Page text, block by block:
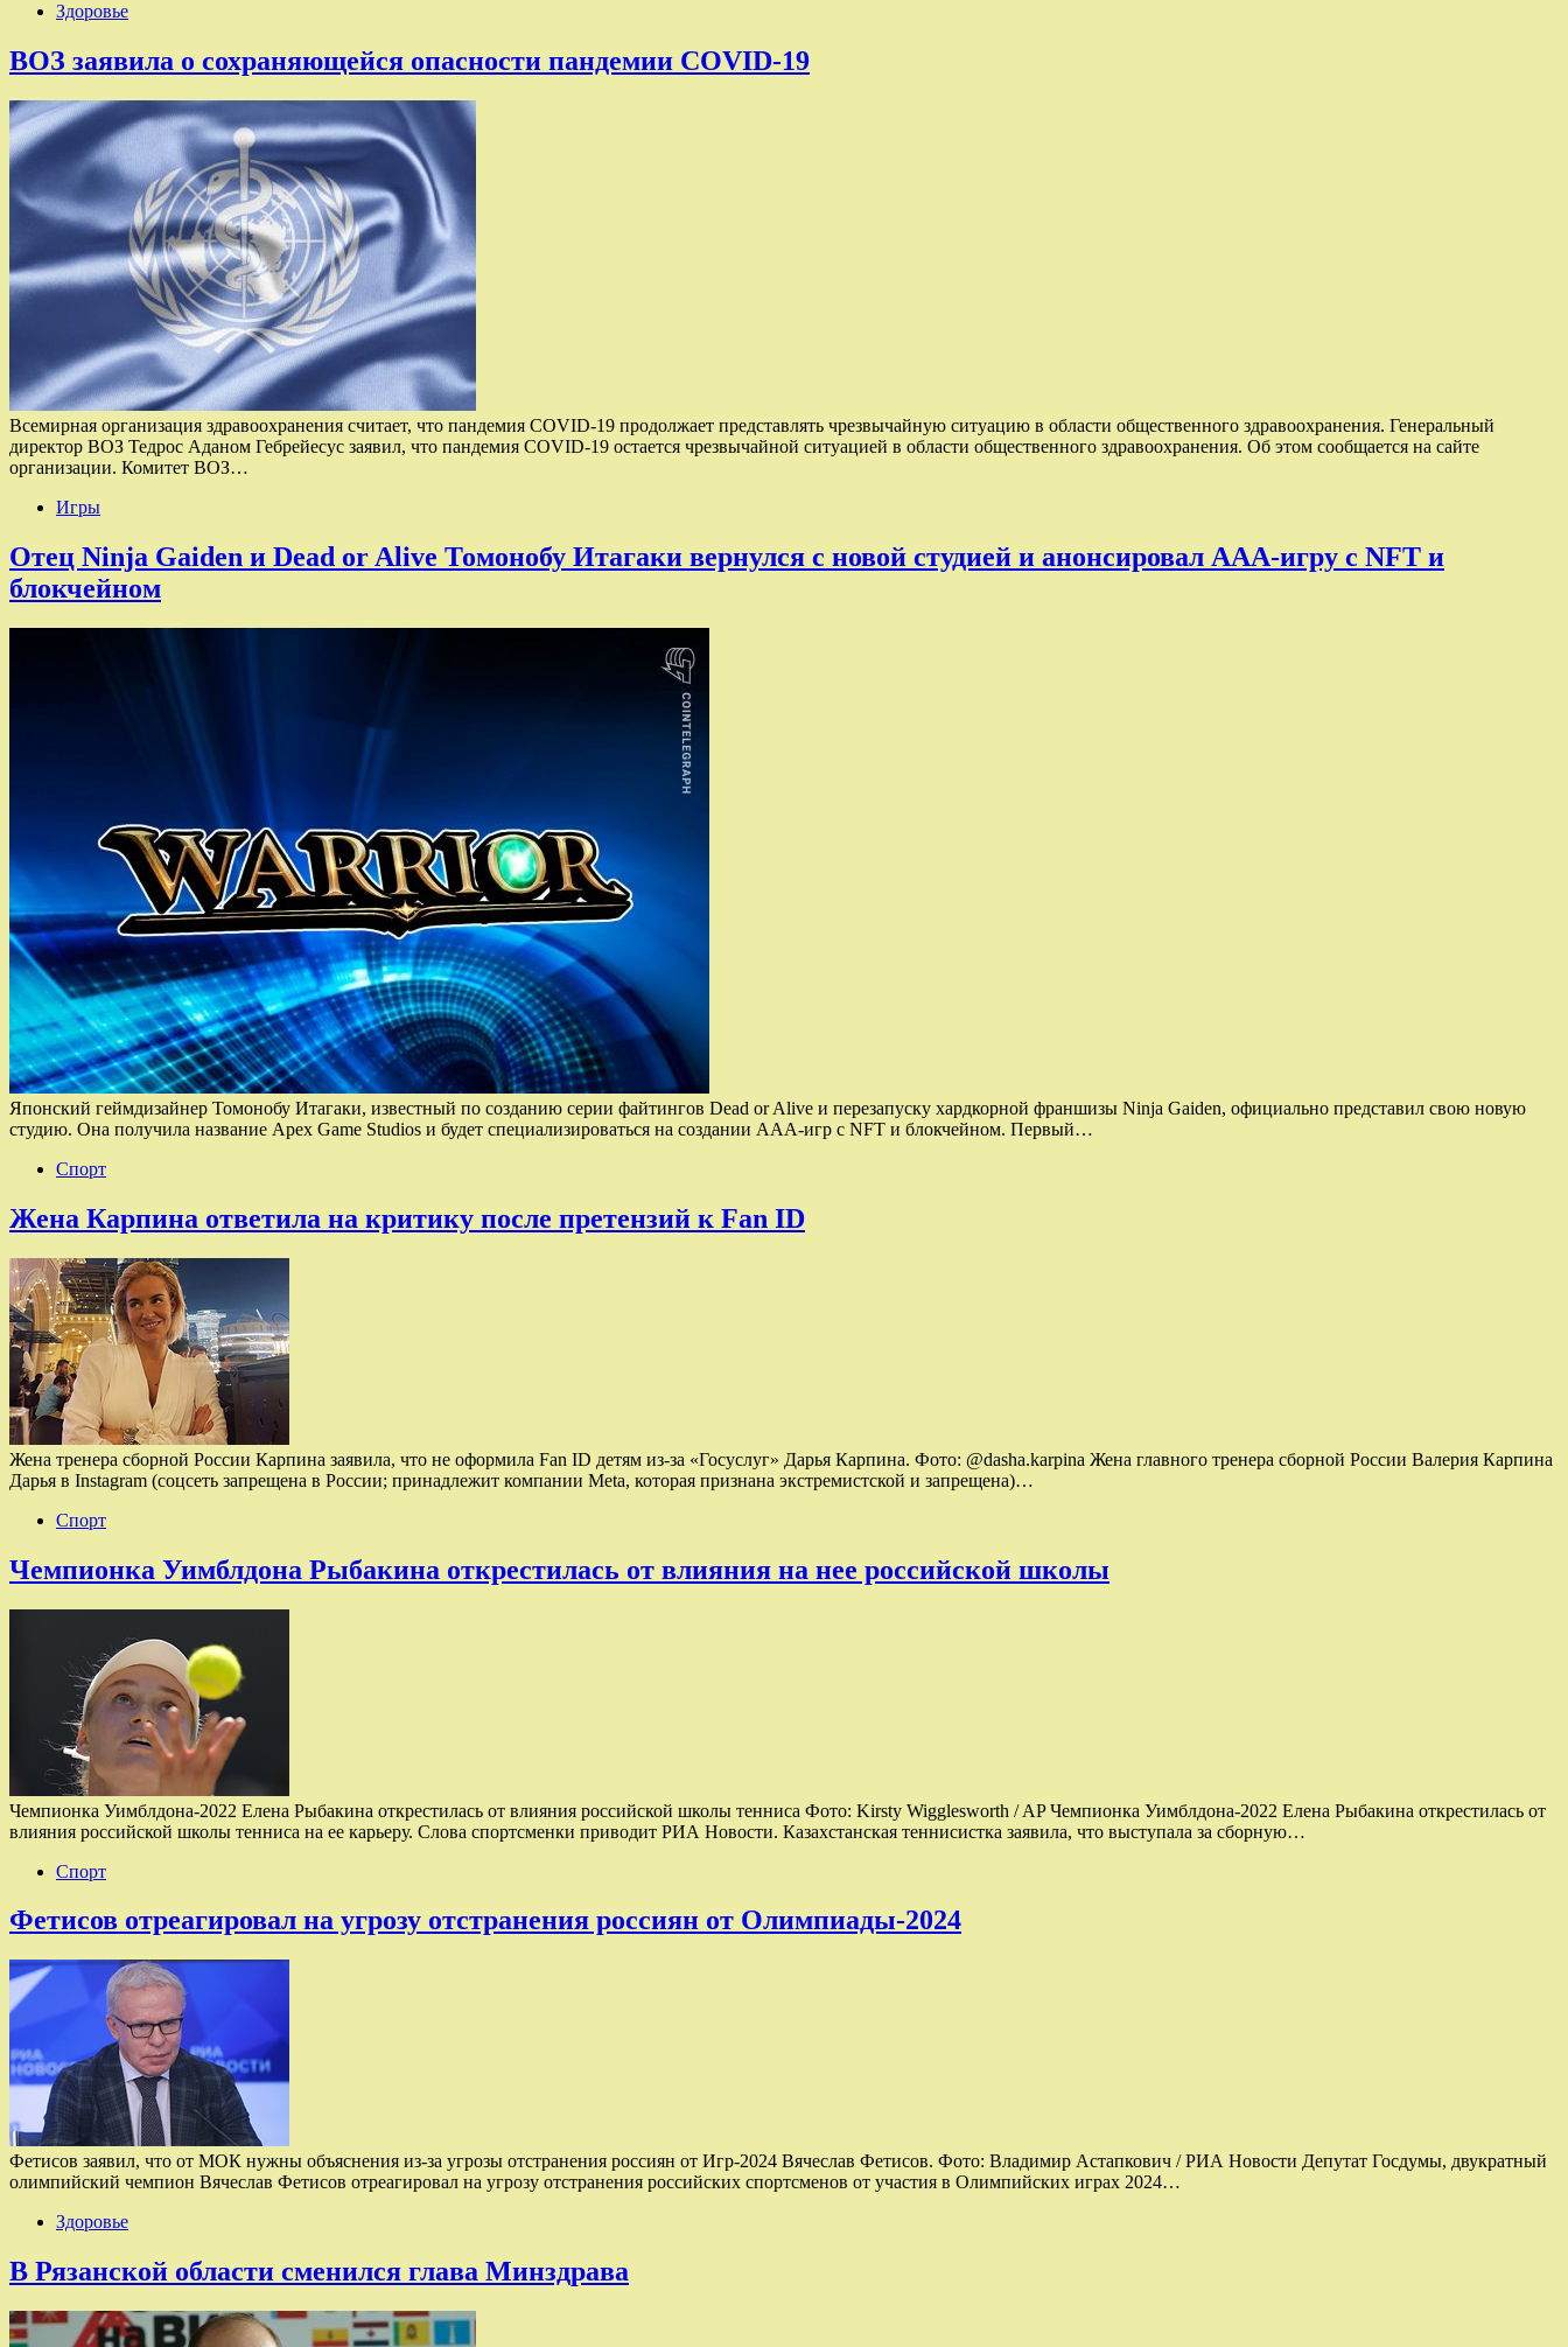
Здоровье
ВОЗ заявила о сохраняющейся опасности пандемии COVID-19
Всемирная организация здравоохранения считает, что пандемия COVID-19 продолжает представлять чрезвычайную ситуацию в области общественного здравоохранения. Генеральный
директор ВОЗ Тедрос Аданом Гебрейесус заявил, что пандемия COVID-19 остается чрезвычайной ситуацией в области общественного здравоохранения. Об этом сообщается на сайте
организации. Комитет ВОЗ…
Игры
Отец Ninja Gaiden и Dead or Alive Томонобу Итагаки вернулся с новой студией и анонсировал ААА-игру с NFT и
блокчейном
Японский геймдизайнер Томонобу Итагаки, известный по созданию серии файтингов Dead or Alive и перезапуску хардкорной франшизы Ninja Gaiden, официально представил свою новую
студию. Она получила название Apex Game Studios и будет специализироваться на создании ААА-игр с NFT и блокчейном. Первый…
Спорт
Жена Карпина ответила на критику после претензий к Fan ID
Жена тренера сборной России Карпина заявила, что не оформила Fan ID детям из-за «Госуслуг» Дарья Карпина. Фото: @dasha.karpina Жена главного тренера сборной России Валерия Карпина
Дарья в Instagram (соцсеть запрещена в России; принадлежит компании Meta, которая признана экстремистской и запрещена)…
Спорт
Чемпионка Уимблдона Рыбакина открестилась от влияния на нее российской школы
Чемпионка Уимблдона-2022 Елена Рыбакина открестилась от влияния российской школы тенниса Фото: Kirsty Wigglesworth / AP Чемпионка Уимблдона-2022 Елена Рыбакина открестилась от
влияния российской школы тенниса на ее карьеру. Слова спортсменки приводит РИА Новости. Казахстанская теннисистка заявила, что выступала за сборную…
Спорт
Фетисов отреагировал на угрозу отстранения россиян от Олимпиады-2024
Фетисов заявил, что от МОК нужны объяснения из-за угрозы отстранения россиян от Игр-2024 Вячеслав Фетисов. Фото: Владимир Астапкович / РИА Новости Депутат Госдумы, двукратный
олимпийский чемпион Вячеслав Фетисов отреагировал на угрозу отстранения российских спортсменов от участия в Олимпийских играх 2024…
Здоровье
В Рязанской области сменился глава Минздрава